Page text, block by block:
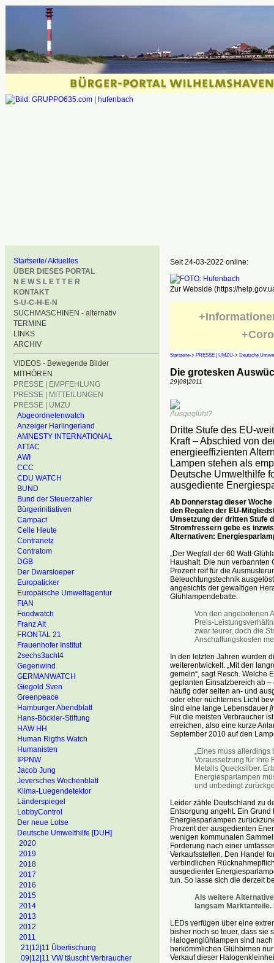
Startseite/ Aktuelles
ÜBER DIESES PORTAL
N E W S L E T T E R
KONTAKT
S-U-C-H-E-N
SUCHMASCHINEN - alternativ
TERMINE
LINKS
ARCHIV
VIDEOS - Bewegende Bilder
MITHÖREN
PRESSE | EMPFEHLUNG
PRESSE | MITTEILUNGEN
PRESSE | UMZU
Abgeordnetenwatch
Anzeiger Harlingerland
AMNESTY INTERNATIONAL
ATTAC
AWI
CCC
CDU WATCH
BUND
Bund der Steuerzahler
Bürgerinitiativen
Campact
Celle Heute
Contranetz
Contratom
DGB
Der Dwarsloeper
Europaticker
Europäische Umweltagentur
FIAN
Foodwatch
Franz Alt
FRONTAL 21
Frauenhofer Institut
2sechs3acht4
Gegenwind
GERMANWATCH
Giegold Sven
Greenpeace
Hamburger Abendblatt
Hans-Böckler-Stiftung
HAW HH
Human Rigths Watch
Humanisten
IPPNW
Jacob Jung
Jeversches Wochenblatt
Klima-Luegendetektor
Länderspiegel
LobbyControl
Der neue Lotse
Deutsche Umwelthilfe [DUH]
2020
2019
2018
2017
2016
2015
2014
2013
2012
2011
21|12|11 Überfischung
09|12|11 VW täuscht Verbraucher
Seit 24-03-2022 online:
Zur Webside (https://
Startseite-> PRESSE | UMZU-> Deutsche
Die grotesken
29|08|2011
Ausgeglüht?
Dritte Stufe des EU-
Kraft – Abschied von
energieeffizienten
Lampen stehen als
Deutsche Umwelthilfe
ausgediente
Ab Donnerstag dieser Woche
den Regalen der EU-
Umsetzung der dritten Stufe
Stromfressern gebe es
Alternativen:
„Der Wegfall der 60 Watt-
Haushalt. Die nun verbannten
Prozent reif für die
Beleuchtungstechnik
angesichts der gewaltigen
Glühlampendebatte.
Von den angebotenen
Preis-
zwar teurer, doch die
Anschaffungskosten
In den letzten Jahren wurden
weiterentwickelt. „Mit den
gemein“, sagt Resch. Welche
geplanten Einsatzbereich ab
häufig oder selten an- und
oder eher nüchternes Licht
sind eine lange Lebensdauer
Für die meisten Verbraucher
erreichen, also eine kurze
September 2010 auf den
„Eines muss
Voraussetzung für ihre
Metalls Quecksilber.
Energiesparlampen
und unbedingt
Leider zähle Deutschland zu
Entsorgung angeht. Ein
Energiesparlampen
Prozent der ausgedienten
wenigen kommunalen
Forderung nach einer
Verkaufsstellen. Den Handel
verbindlichen
ausgedienter
tun. So lasse sich die derzeit
Als weitere
langsam Marktanteile.
LEDs verfügen über eine
bisher noch so teuer, dass sie
Halogenglühlampen sind
herkömmlichen Glühbirnen
Verkauf dieser